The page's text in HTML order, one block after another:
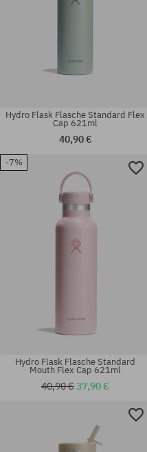
Universalgröße
Hydro Flask Flasche Standard Flex
Cap 621ml
40,90 €
-7%
Hydro Flask Flasche Standard
Mouth Flex Cap 621ml
40,90 €37,90 €